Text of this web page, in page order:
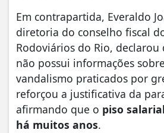
Em contrapartida, Everaldo
diretoria do conselho fiscal
Rodoviários do Rio, declarou
não possui informações
vandalismo praticados por
reforçou a justificativa da
afirmando que o piso
há muitos anos.